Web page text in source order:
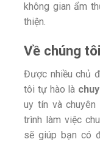
không gian ẩm
thiện.
Về chúng tôi
Được nhiều chủ
tôi tự hào là
uy tín và chuyên
trình làm việc
sẽ giúp bạn có